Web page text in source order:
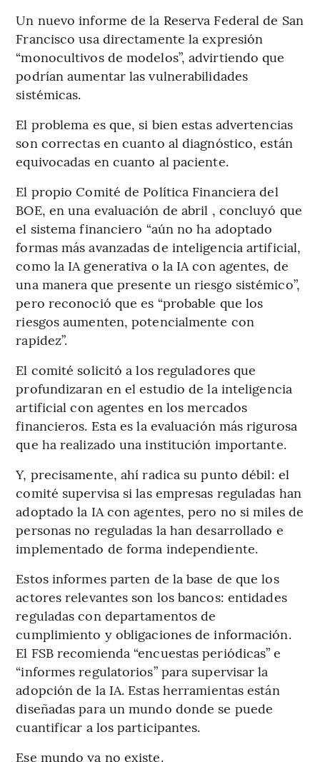
Un nuevo informe de la Reserva Federal de San
Francisco usa directamente la expresión
“monocultivos de modelos”, advirtiendo que
podrían aumentar las vulnerabilidades
sistémicas.
El problema es que, si bien estas advertencias
son correctas en cuanto al diagnóstico, están
equivocadas en cuanto al paciente.
El propio Comité de Política Financiera del
BOE, en una evaluación de abril , concluyó que
el sistema financiero “aún no ha adoptado
formas más avanzadas de inteligencia artificial,
como la IA generativa o la IA con agentes, de
una manera que presente un riesgo sistémico”,
pero reconoció que es “probable que los
riesgos aumenten, potencialmente con
rapidez”.
El comité solicitó a los reguladores que
profundizaran en el estudio de la inteligencia
artificial con agentes en los mercados
financieros. Esta es la evaluación más rigurosa
que ha realizado una institución importante.
Y, precisamente, ahí radica su punto débil: el
comité supervisa si las empresas reguladas han
adoptado la IA con agentes, pero no si miles de
personas no reguladas la han desarrollado e
implementado de forma independiente.
Estos informes parten de la base de que los
actores relevantes son los bancos: entidades
reguladas con departamentos de
cumplimiento y obligaciones de información.
El FSB recomienda “encuestas periódicas” e
“informes regulatorios” para supervisar la
adopción de la IA. Estas herramientas están
diseñadas para un mundo donde se puede
cuantificar a los participantes.
Ese mundo ya no existe.